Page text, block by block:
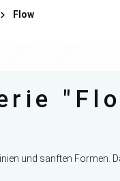
Flow
und sanften Formen.